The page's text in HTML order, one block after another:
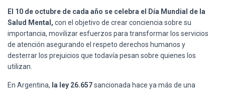
El 10 de octubre de cada año se celebra el
Día Mundial de la
Salud Mental, con el objetivo de crear conciencia sobre su
importancia, movilizar esfuerzos para transformar los servicios
de atención asegurando el respeto derechos humanos y
desterrar los prejuicios que todavía pesan sobre quienes los
utilizan.
En Argentina, la ley 26.657sancionada hace ya más de una